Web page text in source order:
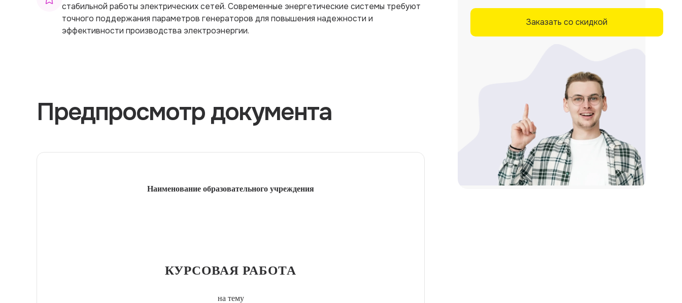
стабильной работы электрических сетей. Современные энергетические системы требуют
точного поддержания параметров генераторов для повышения надежности и
эффективности производства электроэнергии.
Предпросмотр документа
Наименование образовательного учреждения
КУРСОВАЯ РАБОТА
на тему
Заказать со скидкой